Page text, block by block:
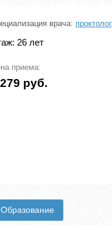
врача: проктолог,
26 лет
приема:
руб.
Образование